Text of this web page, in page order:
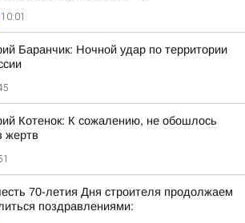
10:01
Баранчик: Ночной удар по территории
Котенок: К сожалению, не обошлось
жертв
70-летия Дня строителя продолжаем
поздравлениями: